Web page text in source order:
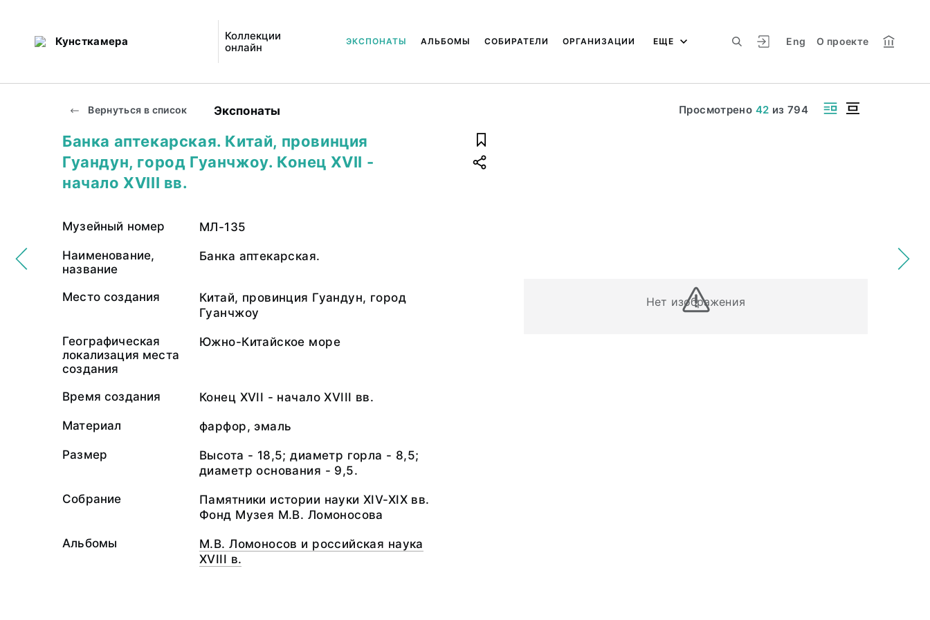
Кунсткамера
Коллекции
онлайн
Eng О проекте
ЭКСПОНАТЫ АЛЬБОМЫ СОБИРАТЕЛИ ОРГАНИЗАЦИИ ЕЩЕ
Вернуться в список Экспонаты Просмотрено 42 из 794
Нет изображения
Банка аптекарская. Китай, провинция
Гуандун, город Гуанчжоу. Конец ХVII -
начало XVIII вв.
Музейный номер МЛ-135
Наименование,
название
Банка аптекарская.
Место создания
Китай, провинция Гуандун, город
Гуанчжоу
Географическая
локализация места
создания
Южно-Китайское море
Время создания Конец ХVII - начало XVIII вв.
Материал фарфор, эмаль
Размер
Высота - 18,5; диаметр горла - 8,5;
диаметр основания - 9,5.
Собрание
Памятники истории науки XIV-XIX вв.
Фонд Музея М.В. Ломоносова
Альбомы
М.В. Ломоносов и российская наука
XVIII в.